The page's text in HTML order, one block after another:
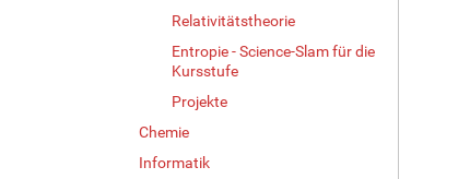
Relativitätstheorie
Entropie - Science-Slam für die
Kursstufe
Projekte
Chemie
Informatik